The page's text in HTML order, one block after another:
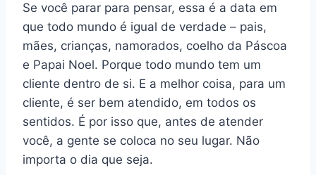
Se você parar para pensar, essa é a data em
que todo mundo é igual de verdade – pais,
mães, crianças, namorados, coelho da Páscoa
e Papai Noel. Porque todo mundo tem um
cliente dentro de si. E a melhor coisa, para um
cliente, é ser bem atendido, em todos os
sentidos. É por isso que, antes de atender
você, a gente se coloca no seu lugar. Não
importa o dia que seja.